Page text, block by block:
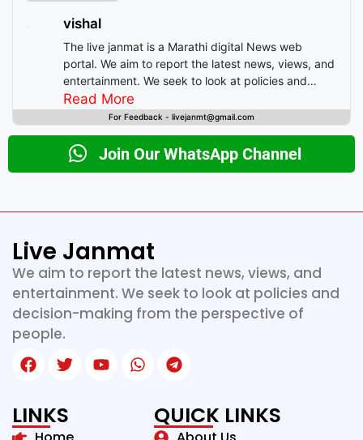
vishal
The live janmat is a Marathi digital News web
portal. We aim to report the latest news, views, and
entertainment. We seek to look at policies and
decision-making from the perspective of people.
Read More
For Feedback - livejanmt@gmail.com
Join Our WhatsApp Channel
Live Janmat
We aim to report the latest news, views, and
entertainment. We seek to look at policies and
decision-making from the perspective of
people.
LINKS QUICK LINKS